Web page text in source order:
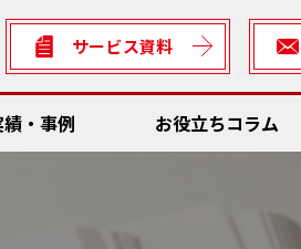
サービス資料
績・事例 お役立ちコラム
ん方式・カイゼン